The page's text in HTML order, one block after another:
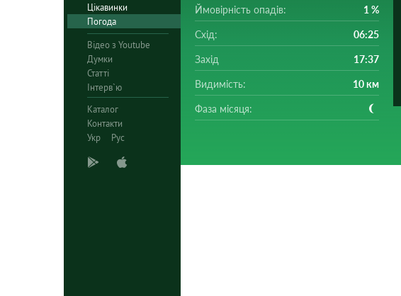
Цікавинки
Погода
Відео з Youtube
Думки
Статті
Інтерв`ю
Каталог
Контакти
Укр
Рус
Ймовірність опадів: 1 %
Схід: 06:25
Захід 17:37
Видимість: 10 км
Фаза місяця: